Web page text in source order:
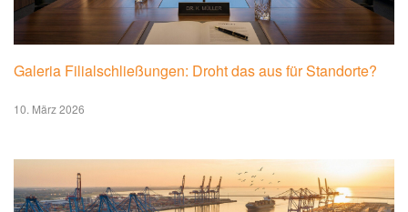
Galeria Filialschließungen: Droht das aus für Standorte?
10. März 2026